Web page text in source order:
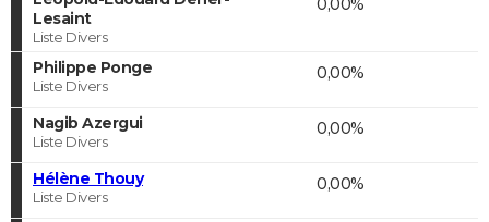
Lesaint
Liste Divers
0,00%
Philippe Ponge
Liste Divers
0,00%
Nagib Azergui
Liste Divers
0,00%
Hélène Thouy
Liste Divers
0,00%